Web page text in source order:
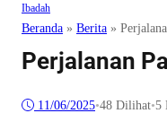
Ibadah
Beranda » Berita »
Perjalanan
11/06/2025•48 Dilihat•5